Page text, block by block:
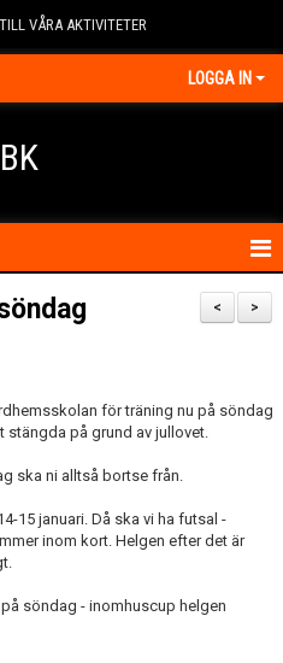
VÅRA AKTIVITETER
LOGGA IN
>
<
för träning nu på söndag
stängda på grund av jullovet.
ska ni alltså bortse från.
15 januari. Då ska vi ha futsal -
inom kort. Helgen efter det är
söndag - inomhuscup helgen